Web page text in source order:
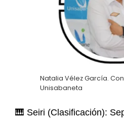
Natalia Vélez García.
Unisabaneta
🎹 Seiri (Clasificación):